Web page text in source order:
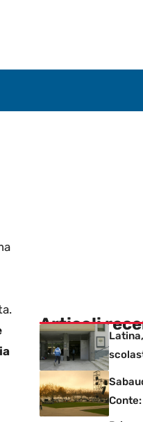
Articoli